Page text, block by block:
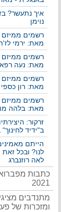
איך נתעשר?
נוימן
רשמים ממיזם
מאת: ירמי
רשמים ממיזם
מאת: נעה
רשמים ממיזם
מאת: רון כספי
רשמים ממיזם
מאת: בלהה
זרקור:
ב"ידיד
הייתם
לנו? ובכל
לאה רוזנברג
כתבות
2021
מתנדבים
ומזכרות של